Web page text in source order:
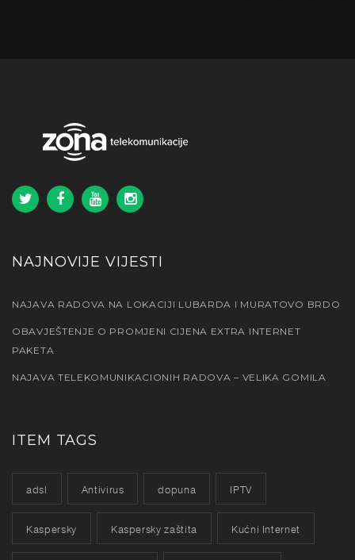
NAJNOVIJE VIJESTI
NAJAVA RADOVA NA LOKACIJI LUBARDA I MURATOVO BRDO
OBAVJEŠTENJE O PROMJENI CIJENA EXTRA INTERNET
PAKETA
NAJAVA TELEKOMUNIKACIONIH RADOVA – VELIKA GOMILA
ITEM TAGS
adsl Antivirus dopuna IPTV
Kaspersky Kaspersky zaštita Kućni Internet